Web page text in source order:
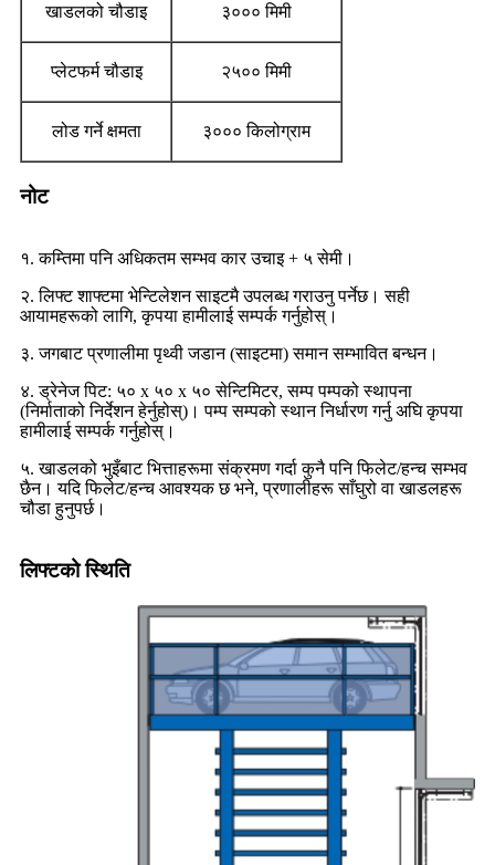
खाडलको चौडाइ ३००० मिमी
प्लेटफर्म चौडाइ २५०० मिमी
लोड गर्ने क्षमता ३००० किलोग्राम
नोट
१. कम्तिमा पनि अधिकतम सम्भव कार उचाइ + ५ सेमी।
२. लिफ्ट शाफ्टमा भेन्टिलेशन साइटमै उपलब्ध गराउनु पर्नेछ। सही
आयामहरूको लागि, कृपया हामीलाई सम्पर्क गर्नुहोस्।
३. जगबाट प्रणालीमा पृथ्वी जडान (साइटमा) समान सम्भावित बन्धन।
४. ड्रेनेज पिट: ५० x ५० x ५० सेन्टिमिटर, सम्प पम्पको स्थापना
(निर्माताको निर्देशन हेर्नुहोस्)। पम्प सम्पको स्थान निर्धारण गर्नु अघि कृपया
हामीलाई सम्पर्क गर्नुहोस्।
५. खाडलको भुइँबाट भित्ताहरूमा संक्रमण गर्दा कुनै पनि फिलेट/हन्च सम्भव
छैन। यदि फिलेट/हन्च आवश्यक छ भने, प्रणालीहरू साँघुरो वा खाडलहरू
चौडा हुनुपर्छ।
लिफ्टको स्थिति